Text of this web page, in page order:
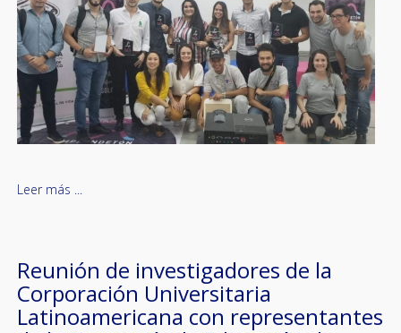
Leer más ...
Reunión de investigadores de la
Corporación Universitaria
Latinoamericana con representantes